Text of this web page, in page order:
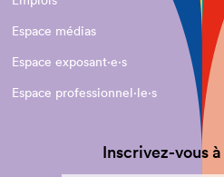
Espace médias
Espace exposant·e⋅s
Espace professionnel·le⋅s
Inscrivez-vous